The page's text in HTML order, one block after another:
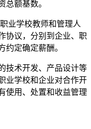
总额基数。
业学校教师和管理人
协议，分别到企业、职
约定确定薪酬。
技术开发、产品设计等
业学校和企业对合作开
使用、处置和收益管理